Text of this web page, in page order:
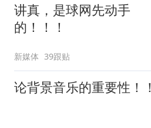
讲真，是球网先动手
的！！！
新媒体 39跟贴
论背景音乐的重要性！！